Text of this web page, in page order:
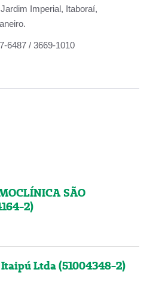
Imperial, Itaboraí,
6487 / 3669-1010
SÃO
2)
Ltda (51004348-2)